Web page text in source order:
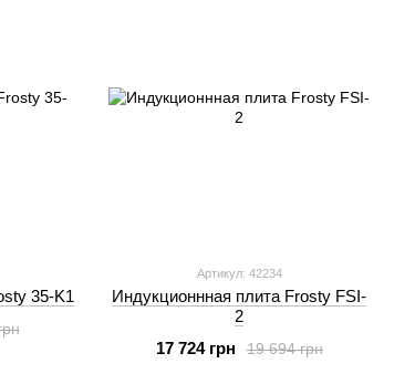
35-K1
Артикул: 42234
Индукционнная плита Frosty FSI-
2
19 694 грн
17 724 грн